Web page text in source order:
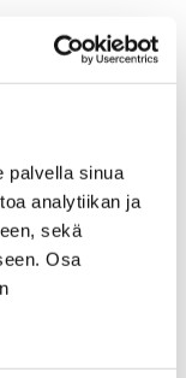
palvella sinua
analytiikan ja
sekä
Osa
jälleen
bakteeria.